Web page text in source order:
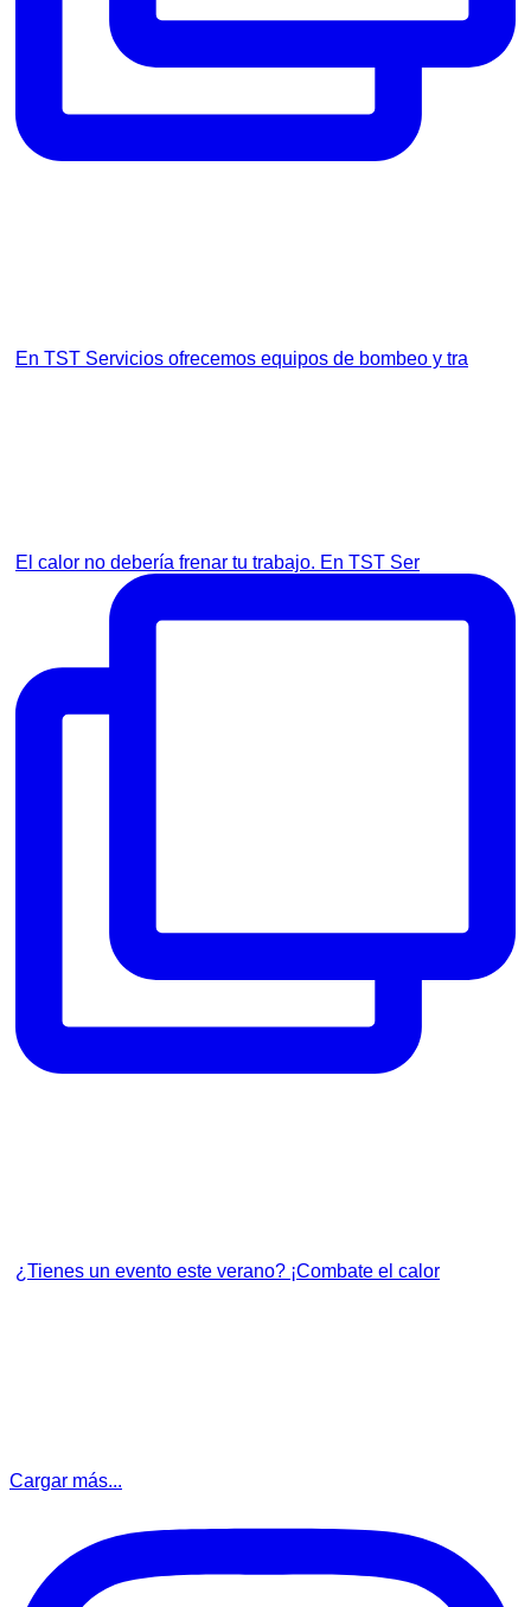
En TST Servicios ofrecemos equipos de bombeo y tra
El calor no debería frenar tu trabajo. En TST Ser
¿Tienes un evento este verano? ¡Combate el calor
Cargar más...